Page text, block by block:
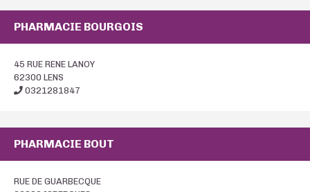
PHARMACIE BOURGOIS
45 RUE RENE LANOY
62300 LENS
0321281847
PHARMACIE BOUT
RUE DE GUARBECQUE